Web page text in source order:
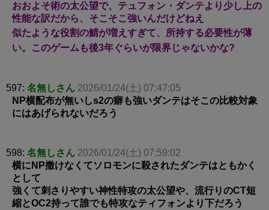
おおよそ術の太公望で、テュフォン・ダンテより少し上の
性能な訳だから、そこそこ強いんだけどねえ
似たような役割の鯖が増えすぎて、所持する必要性が薄
い。このゲームも後3年ぐらいが限界じゃないかな?
597: 名無しさん 2026/01/24(土) 07:47:05
NP横配布が無いしs2の癖も強いダンテはそこの比較対象
にはあげられないだろう
598: 名無しさん 2026/01/24(土) 07:59:02
横にNP撒けなくてソロモンに殺されたダンテはともかく
として
強くて刺さりやすい神性特攻の太公望や、流行りのCT短
縮とOC2持って誰でも特攻なティフォンより下だろう